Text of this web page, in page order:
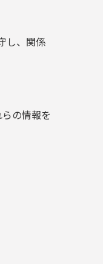
し、関係
の情報を